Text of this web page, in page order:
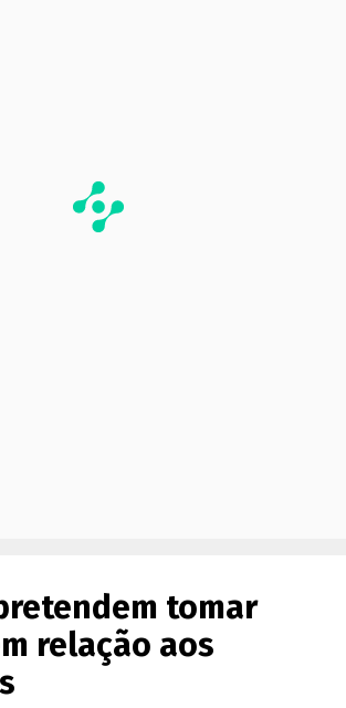
tomar
relação aos